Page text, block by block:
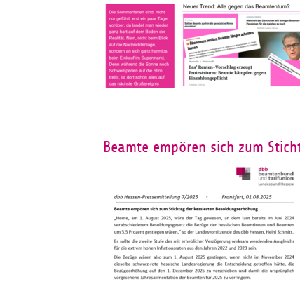
Beamte empören sich zum